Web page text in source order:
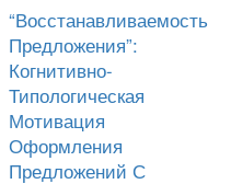
“Восстанавливаемость
Предложения”:
Когнитивно-
Типологическая
Мотивация
Оформления
Предложений С